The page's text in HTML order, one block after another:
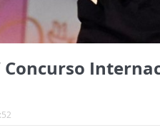
Concurso